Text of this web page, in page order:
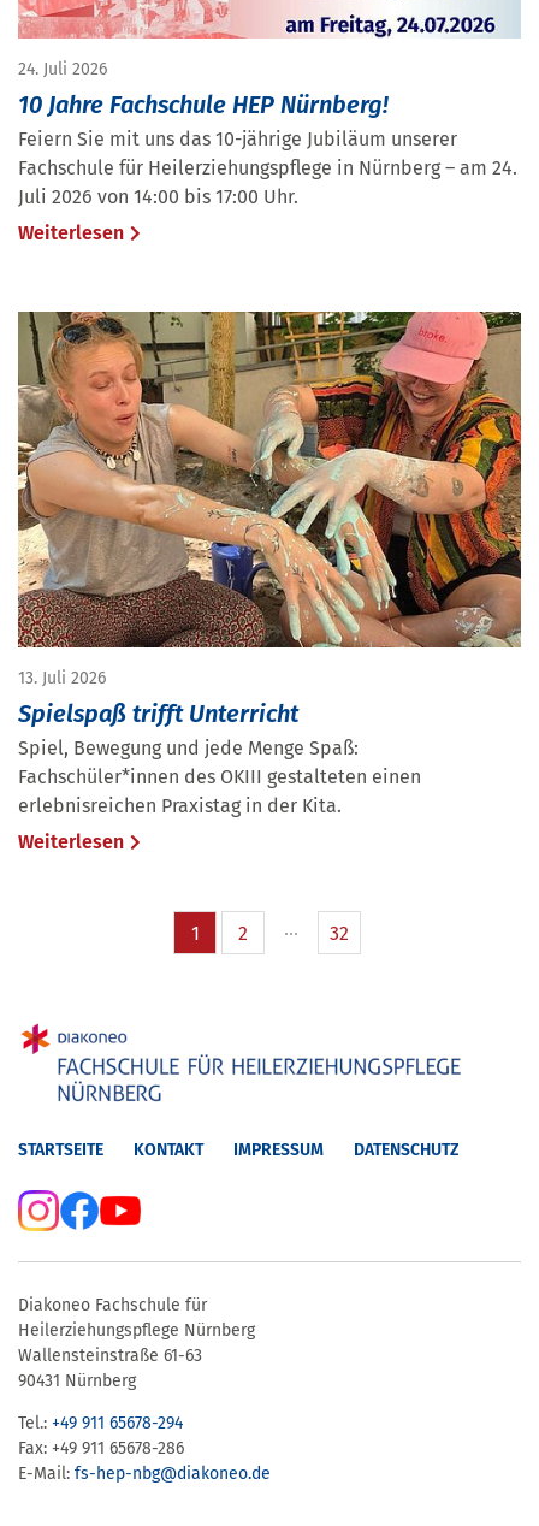
24. Juli 2026
10 Jahre Fachschule HEP Nürnberg!
Feiern Sie mit uns das 10-jährige Jubiläum unserer
Fachschule für Heilerziehungspflege in Nürnberg – am 24.
Juli 2026 von 14:00 bis 17:00 Uhr.
Weiterlesen
13. Juli 2026
Spielspaß trifft Unterricht
Spiel, Bewegung und jede Menge Spaß:
Fachschüler*innen des OKIII gestalteten einen
erlebnisreichen Praxistag in der Kita.
Weiterlesen
1 2 32
STARTSEITE KONTAKT IMPRESSUM DATENSCHUTZ
Diakoneo Fachschule für
Heilerziehungspflege Nürnberg
Wallensteinstraße 61-63
90431 Nürnberg
Tel.: +49 911 65678-294
Fax: +49 911 65678-286
E-Mail: fs-hep-nbg​@diakoneo.de